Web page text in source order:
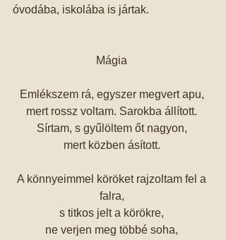
óvodába, iskolába is jártak.
Mágia
Emlékszem rá, egyszer megvert apu,
mert rossz voltam. Sarokba állított.
Sírtam, s gyűlöltem őt nagyon,
mert közben ásított.
A könnyeimmel köröket rajzoltam fel a
falra,
s titkos jelt a körökre,
ne verjen meg többé soha,